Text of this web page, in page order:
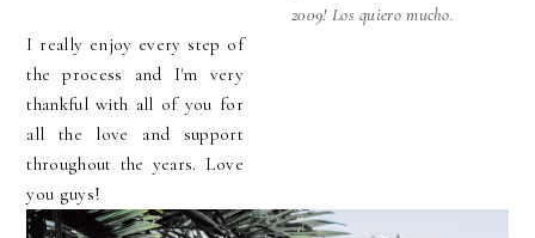
I really enjoy every step of
the process and I'm very
thankful with all of you for
all the love and support
throughout the years. Love
you guys!
2009! Los quiero mucho.